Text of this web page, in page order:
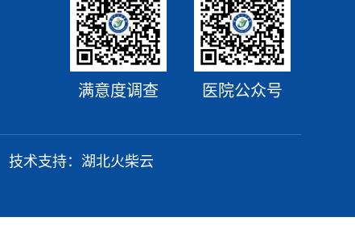
满意度调查
医院公众号
技术支持： 湖北火柴云